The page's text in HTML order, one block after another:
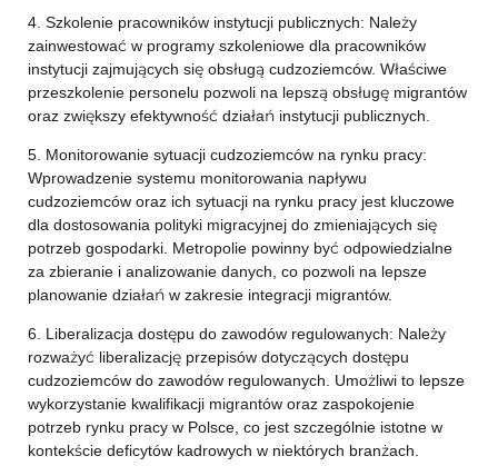
4. Szkolenie pracowników instytucji publicznych: Należy
zainwestować w programy szkoleniowe dla pracowników
instytucji zajmujących się obsługą cudzoziemców. Właściwe
przeszkolenie personelu pozwoli na lepszą obsługę migrantów
oraz zwiększy efektywność działań instytucji publicznych.
5. Monitorowanie sytuacji cudzoziemców na rynku pracy:
Wprowadzenie systemu monitorowania napływu
cudzoziemców oraz ich sytuacji na rynku pracy jest kluczowe
dla dostosowania polityki migracyjnej do zmieniających się
potrzeb gospodarki. Metropolie powinny być odpowiedzialne
za zbieranie i analizowanie danych, co pozwoli na lepsze
planowanie działań w zakresie integracji migrantów.
6. Liberalizacja dostępu do zawodów regulowanych: Należy
rozważyć liberalizację przepisów dotyczących dostępu
cudzoziemców do zawodów regulowanych. Umożliwi to lepsze
wykorzystanie kwalifikacji migrantów oraz zaspokojenie
potrzeb rynku pracy w Polsce, co jest szczególnie istotne w
kontekście deficytów kadrowych w niektórych branżach.